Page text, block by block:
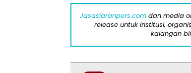
Jasasiaranpers.comdan media
release untuk institusi,
kalangan